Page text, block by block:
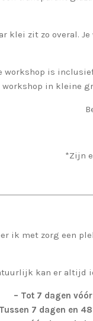
klei zit zo overal.
workshop is
workshop in kleine
*Zijn
ik met zorg een
kan er altijd
– Tot 7 dagen
7 dagen en